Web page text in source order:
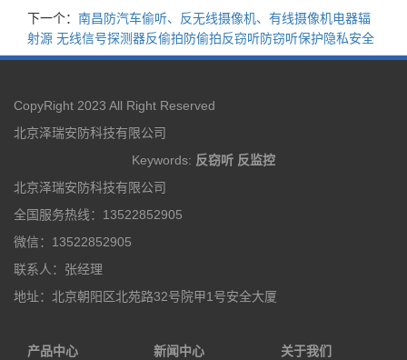
下一个： 南昌防汽车偷听、反无线摄像机、有线摄像机电器辐
射源 无线信号探测器反偷拍防偷拍反窃听防窃听保护隐私安全
CopyRight 2023 All Right Reserved
北京泽瑞安防科技有限公司
Keywords: 反窃听 反监控
北京泽瑞安防科技有限公司
全国服务热线：13522852905
微信：13522852905
联系人：张经理
地址：北京朝阳区北苑路32号院甲1号安全大厦
产品中心
新闻中心
关于我们